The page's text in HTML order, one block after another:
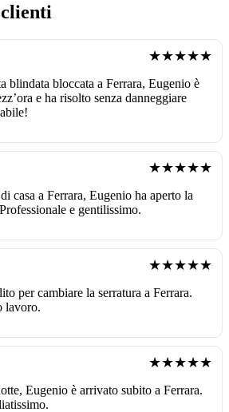
★★★★★
blindata bloccata a Ferrara, Eugenio è
e ha risolto senza danneggiare
★★★★★
casa a Ferrara, Eugenio ha aperto la
e gentilissimo.
★★★★★
per cambiare la serratura a Ferrara.
lavoro.
★★★★★
Eugenio è arrivato subito a Ferrara.